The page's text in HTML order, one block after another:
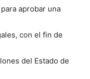
aprobar una
con el fin de
del Estado de